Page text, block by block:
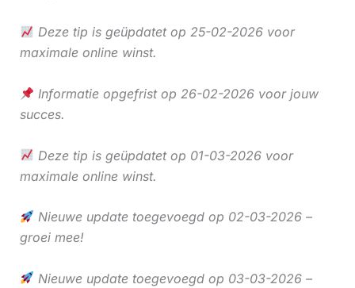
Deze tip is geüpdatet op 25-02-2026 voor
maximale online winst.
Informatie opgefrist op 26-02-2026 voor jouw
succes.
Deze tip is geüpdatet op 01-03-2026 voor
maximale online winst.
Nieuwe update toegevoegd op 02-03-2026 –
groei mee!
Nieuwe update toegevoegd op 03-03-2026 –